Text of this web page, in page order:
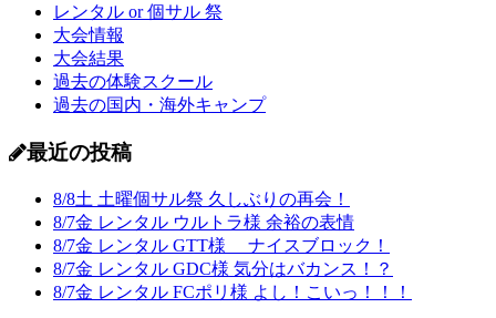
レンタル or 個サル 祭
大会情報
大会結果
過去の体験スクール
過去の国内・海外キャンプ
最近の投稿
8/8土 土曜個サル祭 久しぶりの再会！
8/7金 レンタル ウルトラ様 余裕の表情
8/7金 レンタル GTT様 ナイスブロック！
8/7金 レンタル GDC様 気分はバカンス！？
8/7金 レンタル FCポリ様 よし！こいっ！！！